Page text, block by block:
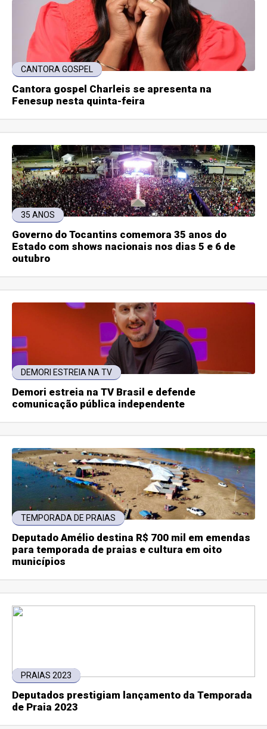
CANTORA GOSPEL
Cantora gospel Charleis se apresenta na
Fenesup nesta quinta-feira
35 ANOS
Governo do Tocantins comemora 35 anos do
Estado com shows nacionais nos dias 5 e 6 de
outubro
DEMORI ESTREIA NA TV
Demori estreia na TV Brasil e defende
comunicação pública independente
TEMPORADA DE PRAIAS
Deputado Amélio destina R$ 700 mil em emendas
para temporada de praias e cultura em oito
municípios
PRAIAS 2023
Deputados prestigiam lançamento da Temporada
de Praia 2023